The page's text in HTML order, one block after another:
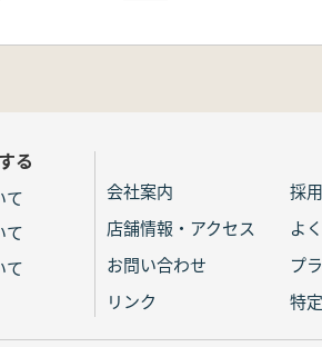
る
て
て
て
会社案内
採
店舗情報・アクセス
よ
お問い合わせ
プ
リンク
特